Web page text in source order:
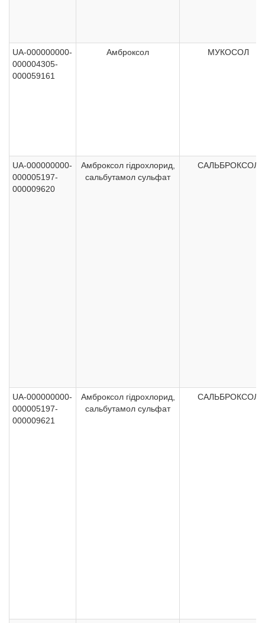
UA-000000000-
000004305-
000059161
Амброксол МУКОСОЛ
UA-000000000-
000005197-
000009620
Амброксол гідрохлорид,
сальбутамол сульфат
САЛЬБРОКСОЛ
UA-000000000-
000005197-
000009621
Амброксол гідрохлорид,
сальбутамол сульфат
САЛЬБРОКСОЛ